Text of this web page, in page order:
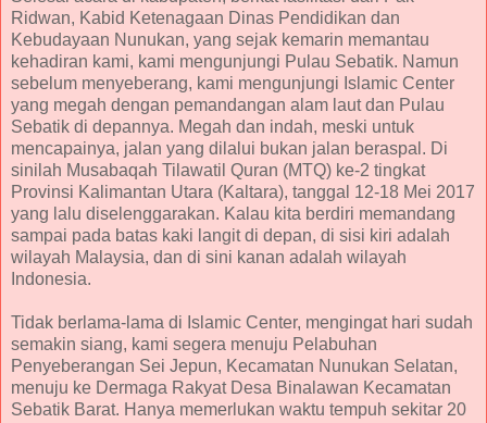
Ridwan, Kabid Ketenagaan Dinas Pendidikan dan
Kebudayaan Nunukan, yang sejak kemarin memantau
kehadiran kami, kami mengunjungi Pulau Sebatik. Namun
sebelum menyeberang, kami mengunjungi Islamic Center
yang megah dengan pemandangan alam laut dan Pulau
Sebatik di depannya. Megah dan indah, meski untuk
mencapainya, jalan yang dilalui bukan jalan beraspal. Di
sinilah Musabaqah Tilawatil Quran (MTQ) ke-2 tingkat
Provinsi Kalimantan Utara (Kaltara), tanggal 12-18 Mei 2017
yang lalu diselenggarakan. Kalau kita berdiri memandang
sampai pada batas kaki langit di depan, di sisi kiri adalah
wilayah Malaysia, dan di sini kanan adalah wilayah
Indonesia.
Tidak berlama-lama di Islamic Center, mengingat hari sudah
semakin siang, kami segera menuju Pelabuhan
Penyeberangan Sei Jepun, Kecamatan Nunukan Selatan,
menuju ke Dermaga Rakyat Desa Binalawan Kecamatan
Sebatik Barat. Hanya memerlukan waktu tempuh sekitar 20